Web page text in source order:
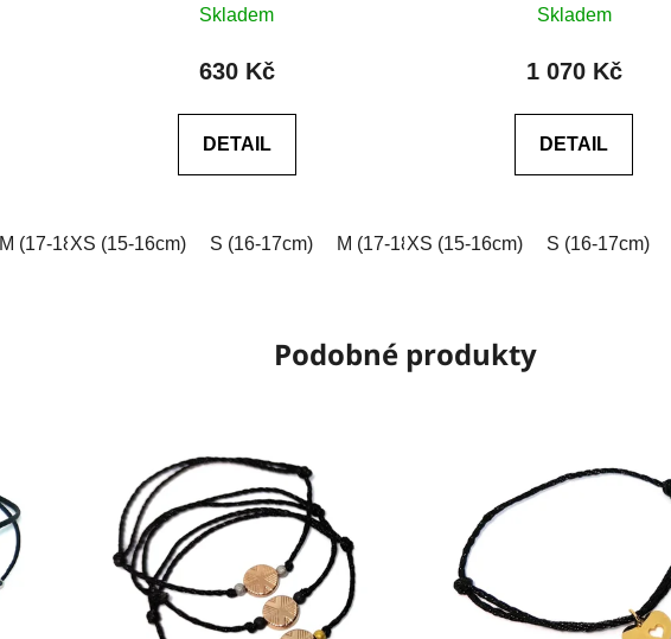
M (17-18cm) L (18-19cm) XL (19-20cm) XXL (20-21cm) Na míru
hodnocení
produktu
z
Skladem
630 Kč
DETAIL
XS (15-16cm) S (16-17cm) M (17-18cm) L (18-19cm) XL (19-
hodnocení
produktu
z
Skladem
1 070 Kč
DETAIL
XS (15-16cm) S (16-17cm)
Podobné produkty